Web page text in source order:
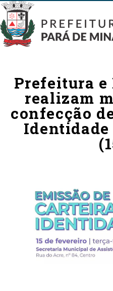
Prefeitura
realizam
confecção